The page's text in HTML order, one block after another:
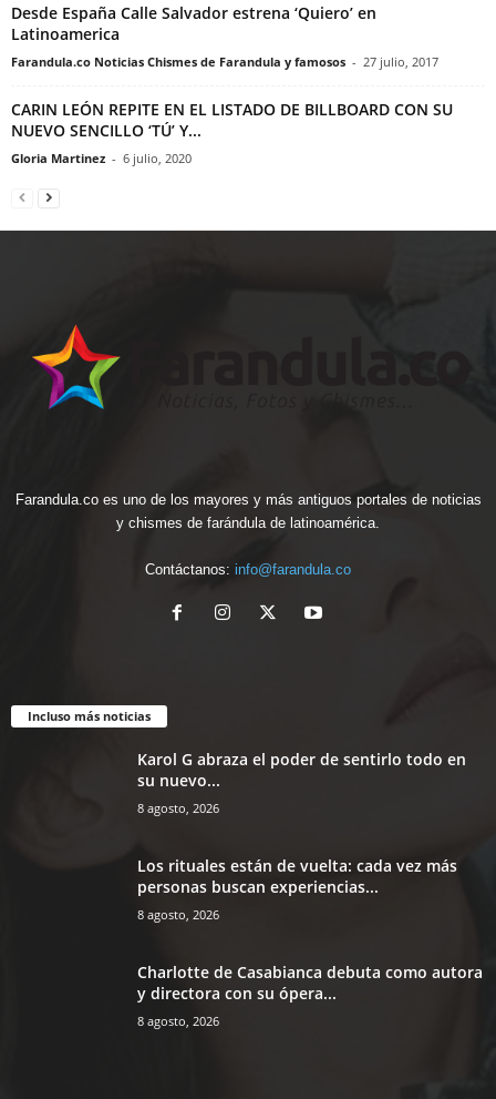
Desde España Calle Salvador estrena ‘Quiero’ en
Latinoamerica
Farandula.co Noticias Chismes de Farandula y famosos - 27 julio, 2017
CARIN LEÓN REPITE EN EL LISTADO DE BILLBOARD CON SU
NUEVO SENCILLO ‘TÚ’ Y...
Gloria Martinez - 6 julio, 2020
Farandula.co es uno de los mayores y más antiguos portales de noticias
y chismes de farándula de latinoamérica.
Contáctanos: info@farandula.co
Incluso más noticias
Karol G abraza el poder de sentirlo todo en
su nuevo...
8 agosto, 2026
Los rituales están de vuelta: cada vez más
personas buscan experiencias...
8 agosto, 2026
Charlotte de Casabianca debuta como autora
y directora con su ópera...
8 agosto, 2026